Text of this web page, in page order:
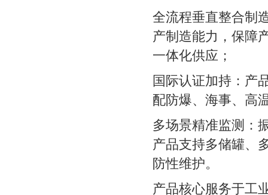
全流程垂直整合制
产制造能力，保障
一体化供应；
国际认证加持：产
配防爆、海事、高
多场景精准监测：
产品支持多储罐、
防性维护。
产品核心服务于工